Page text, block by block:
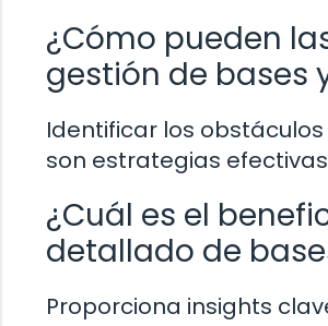
¿Cómo pueden
gestión de bases
Identificar los
son estrategias
¿Cuál es el
detallado de
Proporciona insights